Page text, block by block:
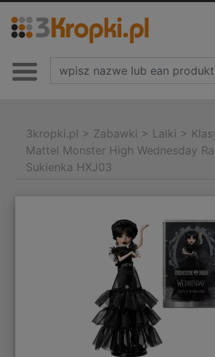
3kropki.pl > Zabawki > Lalki >
Mattel Monster High Wednesday
Sukienka HXJ03